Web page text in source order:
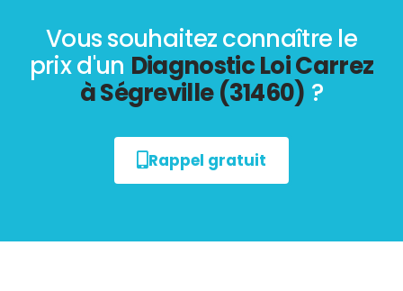
Vous souhaitez connaître le
prix d'un Diagnostic Loi Carrez
à Ségreville (31460) ?
Rappel gratuit